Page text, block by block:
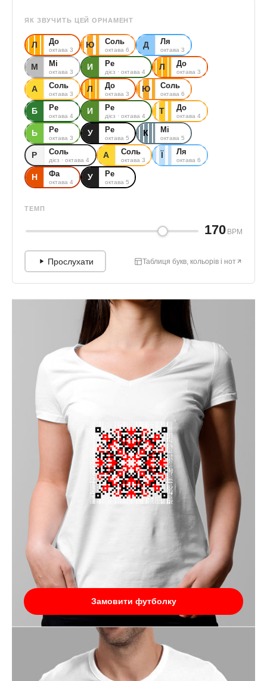
Замовити футболку
ЯК ЗВУЧИТЬ ЦЕЙ ОРНАМЕНТ
Л До
октава 3 Ю Соль
октава 6 Д Ля
октава 3
М Мі
октава 3 И Ре
дієз · октава 4 Л До
октава 3
А Соль
октава 3 Л До
октава 3 Ю Соль
октава 6
Б Ре
октава 4 И Ре
дієз · октава 4 Т До
октава 4
Ь Ре
октава 3 У Ре
октава 5 К Мі
октава 5
Р Соль
дієз · октава 4 А Соль
октава 3 Ї Ля
октава 6
Н Фа
октава 4 У Ре
октава 5
ТЕМП
170 BPM
Прослухати Таблиця букв, кольорів і нот